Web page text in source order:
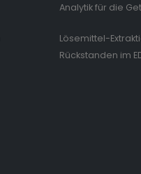
Analytik für die
Lösemittel-
Rückstanden im